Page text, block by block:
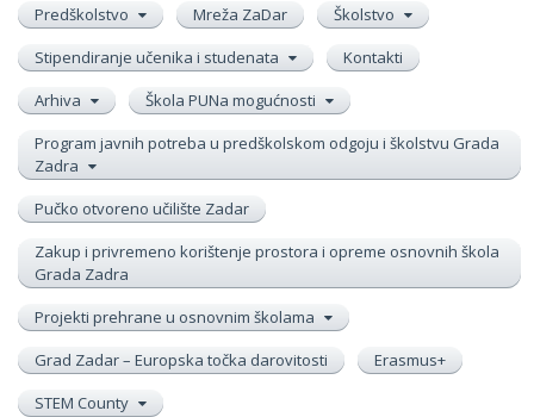
Predškolstvo
Mreža ZaDar
Školstvo
Stipendiranje učenika i studenata
Kontakti
Arhiva
Škola PUNa mogućnosti
Program javnih potreba u predškolskom odgoju i školstvu Grada
Zadra
Pučko otvoreno učilište Zadar
Zakup i privremeno korištenje prostora i opreme osnovnih škola
Grada Zadra
Projekti prehrane u osnovnim školama
Grad Zadar – Europska točka darovitosti
Erasmus+
STEM County